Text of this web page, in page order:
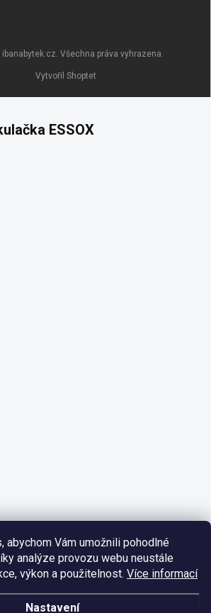
abychom Vám umožnili pohodlné
analýze provozu webu neustále
výkon a použitelnost. Více informací
Nastavení
Vytvořil Shoptet
ibanabytek.cz . Všechna práva vyhrazena.
ESSOX